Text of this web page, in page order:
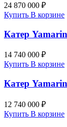
24 870 000 ₽
Купить В корзине
Катер
14 740 000 ₽
Купить В корзине
Катер
12 740 000 ₽
Купить В корзине